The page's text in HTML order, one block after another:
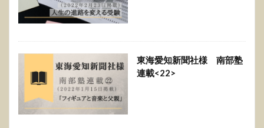
東海愛知新聞社様 南部塾
連載<22>